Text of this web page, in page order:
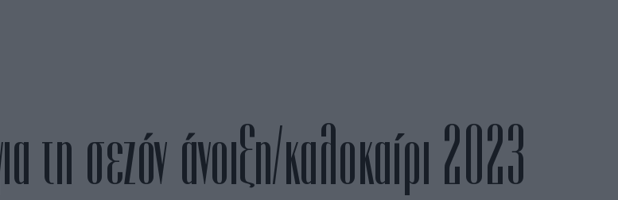
τη σεζόν άνοιξη/καλοκαίρι 2023